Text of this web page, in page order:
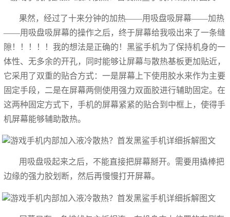
果然，经过了十来分钟的加热——用吸盘吸屏幕——加热
——用吸盘吸屏幕的操作之后，终于屏幕给我吸出来了一条缝
隙！！！！！我的想法是正确的！黑鲨手机为了保持机身的一
体性、无多余的开孔，同时能够让屏幕与散热基板更加贴近，
它采用了双重的贴合方式：一是屏幕上下使用胶水来作为主要
固定手段，二是在屏幕两侧使用强力双面胶进行辅助固定。在
这两种固定方式下，手机的屏幕紧紧的贴合到中框上，使得手
机屏幕能够辅助散热。
用吸盘吸起来之后，不能直接把屏幕掰开。需要用撬棒把
边缘的强力胶划断，然后再慢慢打开屏幕。